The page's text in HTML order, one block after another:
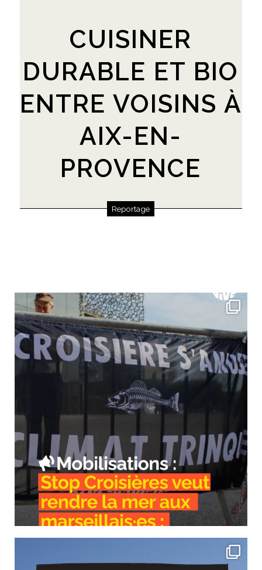
CUISINER
DURABLE ET BIO
ENTRE VOISINS À
AIX-EN-
PROVENCE
Reportage